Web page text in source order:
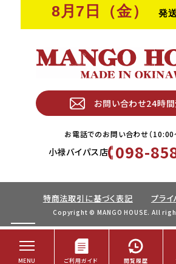
お問い合わせ24時
お電話でのお問い合わせ（10:00
小禄バイパス店 098-
特商法取引に基づく表記 プラ
Copyright © MANGO HOUSE. All